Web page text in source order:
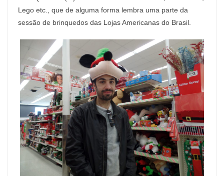
Lego etc., que de alguma forma lembra uma parte da
sessão de brinquedos das Lojas Americanas do Brasil.